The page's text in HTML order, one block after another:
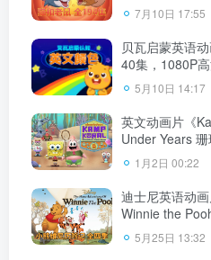
7月10日 17:55
贝瓦启蒙英语
40集，1080P
5月10日 14:17
英文动画片《
Under Years
代》全2季共
幕，百度云网盘
1月2日 00:22
迪士尼英语动
Winnie the
50集，1080P
5月25日 13:32